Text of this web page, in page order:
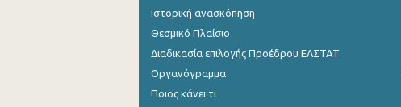
Ιστορική ανασκόπηση
Θεσμικό Πλαίσιο
Διαδικασία επιλογής Προέδρου ΕΛΣΤΑΤ
Οργανόγραμμα
Ποιος κάνει τι